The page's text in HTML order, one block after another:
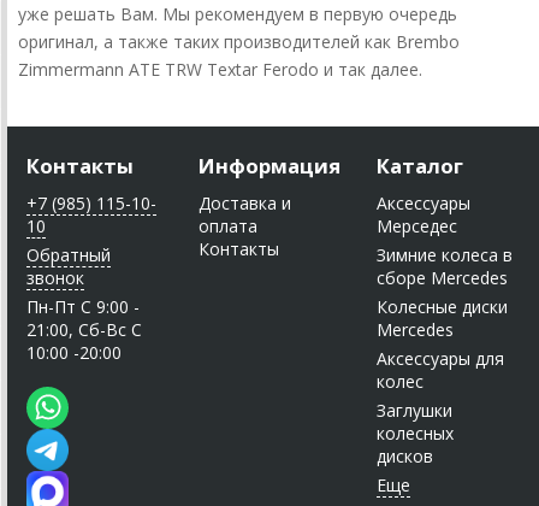
уже решать Вам. Мы рекомендуем в первую очередь
оригинал, а также таких производителей как Brembo
Zimmermann ATE TRW Textar Ferodo и так далее.
Контакты
+7 (985) 115-10-
10
Обратный
звонок
Пн-Пт C 9:00 -
21:00, Сб-Вс С
10:00 -20:00
Информация
Доставка и
оплата
Контакты
Каталог
Аксессуары
Мерседес
Зимние колеса в
сборе Mercedes
Колесные диски
Mercedes
Аксессуары для
колес
Заглушки
колесных
дисков